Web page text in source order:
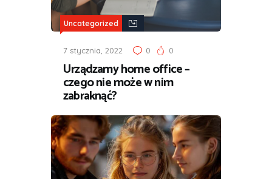
Uncategorized
7 stycznia, 2022 0 0
Urządzamy home office –
czego nie może w nim
zabraknąć?